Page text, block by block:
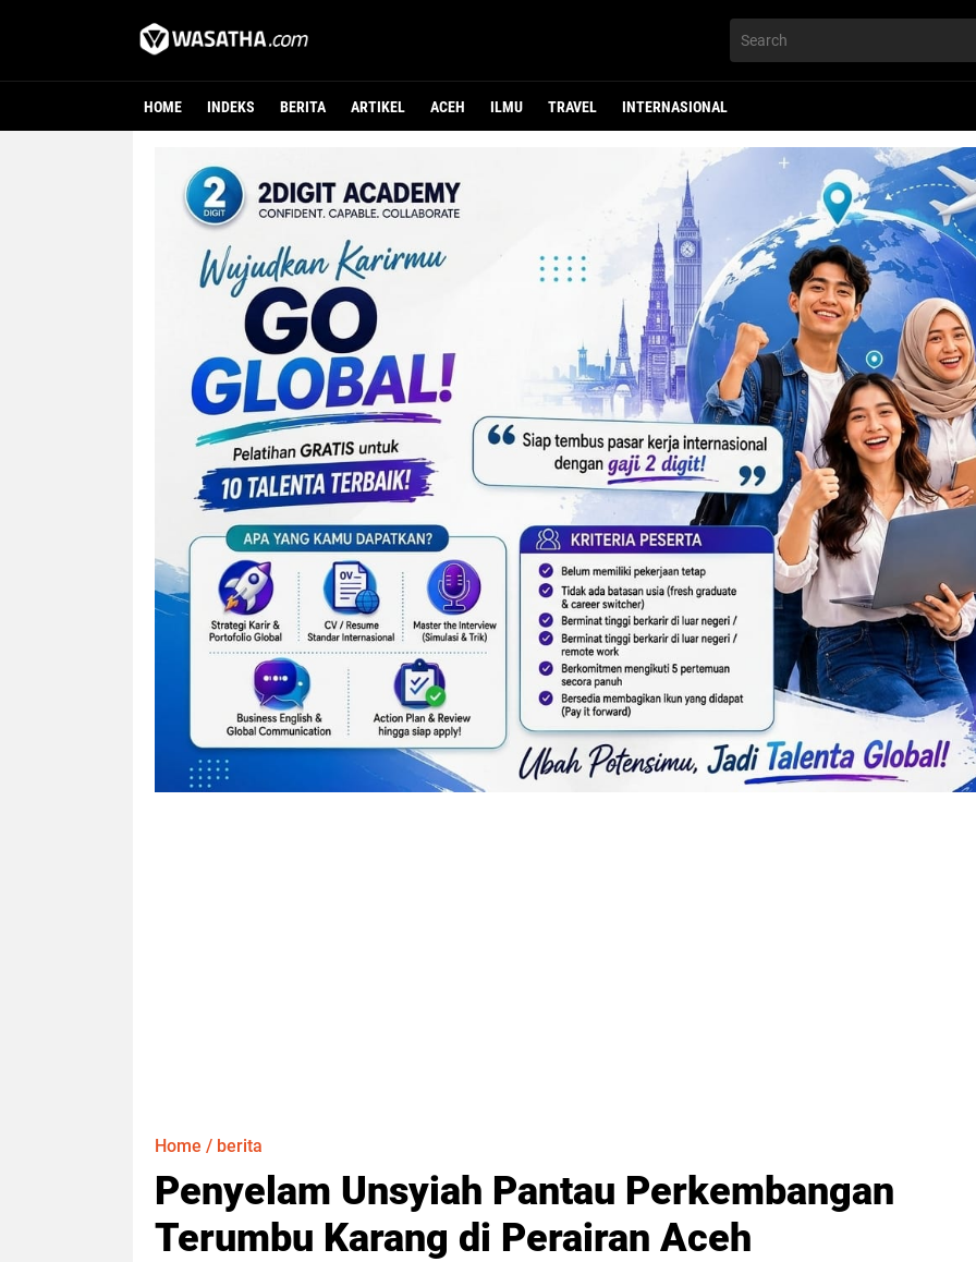
HOME INDEKS BERITA ARTIKEL ACEH ILMU TRAVEL INTERNASIONAL
Home / berita
Penyelam Unsyiah Pantau Perkembangan
Terumbu Karang di Perairan Aceh